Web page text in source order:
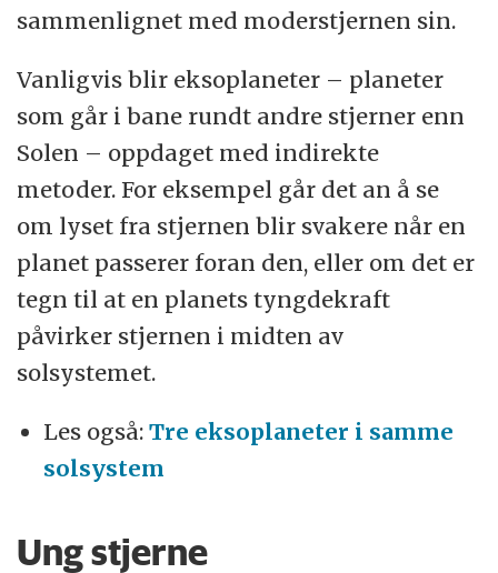
sammenlignet med moderstjernen sin.
Vanligvis blir eksoplaneter – planeter
som går i bane rundt andre stjerner enn
Solen – oppdaget med indirekte
metoder. For eksempel går det an å se
om lyset fra stjernen blir svakere når en
planet passerer foran den, eller om det er
tegn til at en planets tyngdekraft
påvirker stjernen i midten av
solsystemet.
Les også:Tre eksoplaneter i samme
solsystem
Ung stjerne